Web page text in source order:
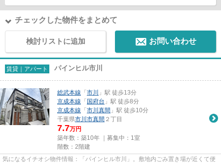
チェックした物件をまとめて
検討リストに追加 お問い合わせ
賃貸｜アパート パインヒル市川
総武本線 「 市川
」駅 徒歩13分
京成本線 「 国府台 」駅 徒歩8分
京成本線 「 市川真間 」駅 徒歩10分
千葉県市川市真間 ２丁目
7.7万円
築年数：築10年 ｜募集中： 1室
階数：2階建
気になるイチオシ物件情報：「パインヒル市川」。敷地内ごみ置き場が近くて便